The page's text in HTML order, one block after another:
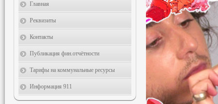
Главная
Реквизиты
Контакты
Публикация фин.отчётности
Тарифы на коммунальные ресурсы
Информация 911